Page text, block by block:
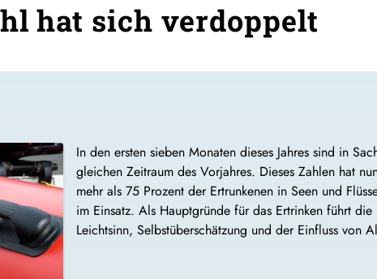
hat sich verdoppelt
In den ersten sieben Monaten dieses Jahres sind in
gleichen Zeitraum des Vorjahres. Dieses Zahlen hat
mehr als 75 Prozent der Ertrunkenen in Seen und
im Einsatz. Als Hauptgründe für das Ertrinken führt
Leichtsinn, Selbstüberschätzung und der Einfluss von